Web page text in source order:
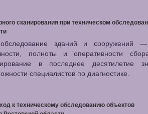
сканирования при техническом
зданий и сооружений
полноты и оперативности
в последнее десятилетие
специалистов по диагностике.
к техническому обследованию объектов